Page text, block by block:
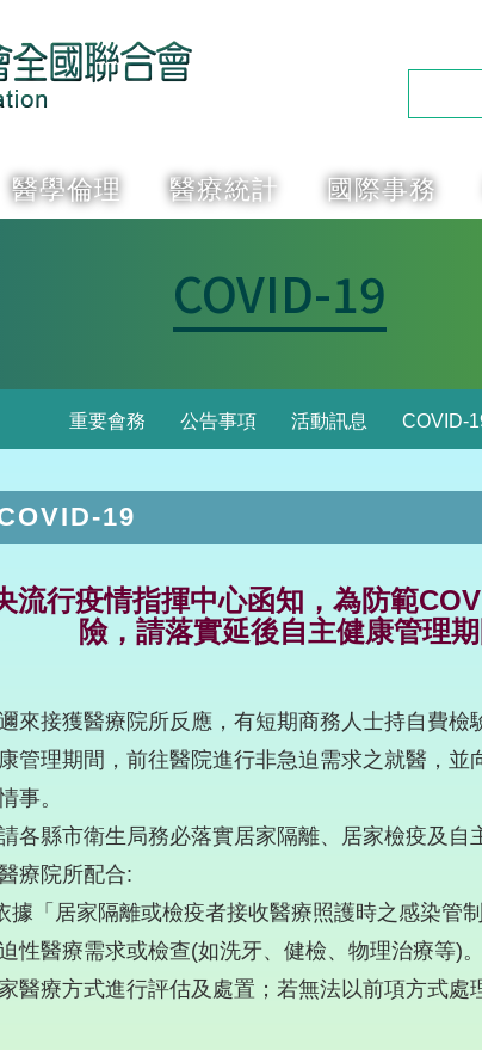
醫學倫理 醫療統計 國際事務
COVID-19
重要會務 公告事項 活動訊息 COVID-
19
流行疫情指揮中心函知，為防範
險，請落實延後自主健康管理
來接獲醫療院所反應，有短期商務人士持自費
管理期間，前往醫院進行非急迫需求之就醫，
事。
各縣市衛生局務必落實居家隔離、居家檢疫及
療院所配合:
據「居家隔離或檢疫者接收醫療照護時之感染管
性醫療需求或檢查(如洗牙、健檢、物理治療等)
醫療方式進行評估及處置；若無法以前項方式